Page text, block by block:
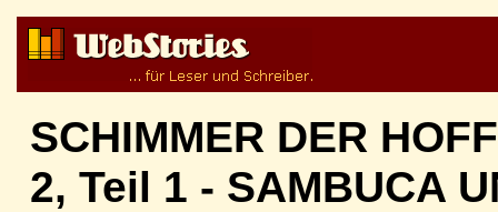
SCHIMMER DER
2, Teil 1 - SAMBUCA